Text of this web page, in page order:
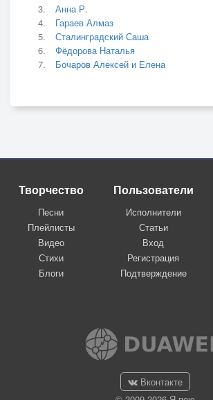
Анна Р.
Гараев Алмаз
Сталинградский Саша
Фёдорова Наталья
Бочаров Алексей и Елена
Творчество
Песни
Плейлисты
Видео
Стихи
Блоги
Пользователи
Исполнители
Статьи
Вход
Регистрация
Подтверждение
Вконтакте